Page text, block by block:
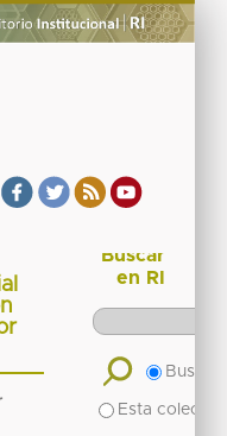
Buscar
en RI
Buscar
Esta